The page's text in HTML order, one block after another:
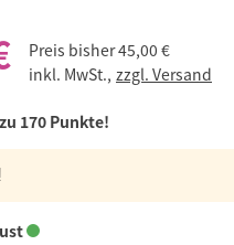
Preis bisher45,00 €
inkl. MwSt., zzgl. Versand
170 Punkte!